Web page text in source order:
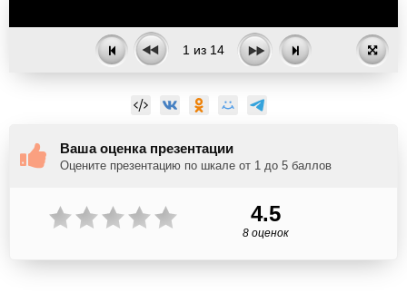
1 из 14
Ваша оценка презентации
Оцените презентацию по шкале от 1 до 5 баллов
4.5
8 оценок